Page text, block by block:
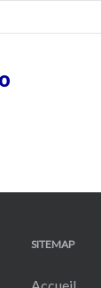
SITEMAP